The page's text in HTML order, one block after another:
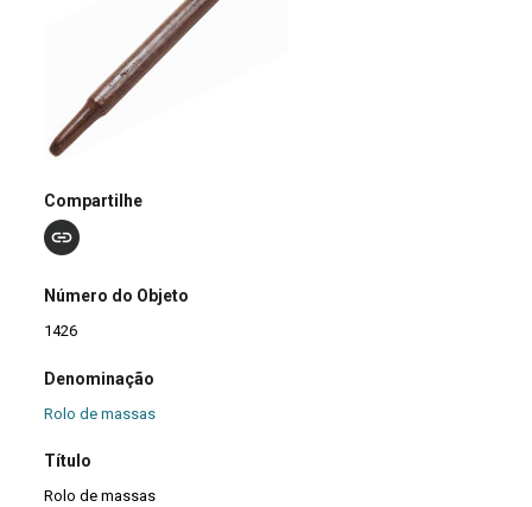
Compartilhe
Número do Objeto
1426
Denominação
Rolo de massas
Título
Rolo de massas